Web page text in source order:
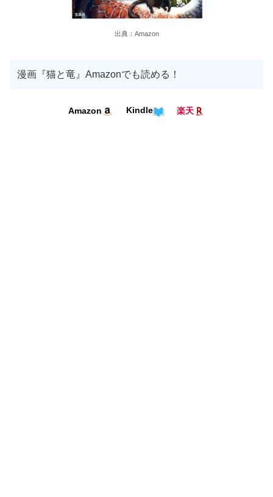
出典：Amazon
漫画『猫と竜』Amazonでも読める！
Amazon Kindle 楽天